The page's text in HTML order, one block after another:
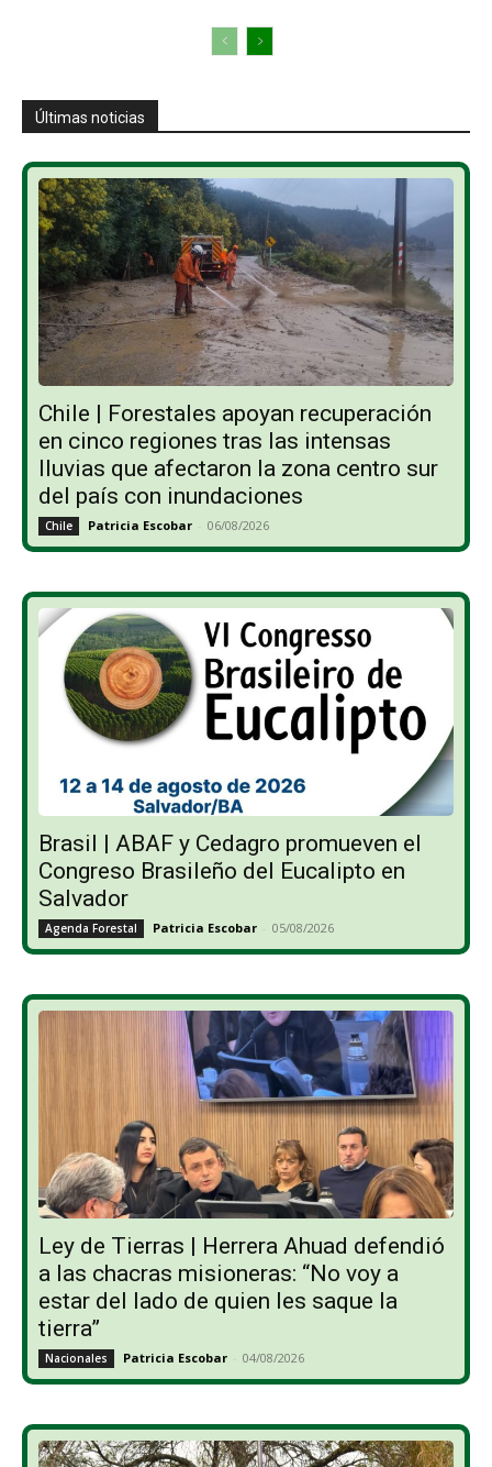
Últimas noticias
Chile | Forestales apoyan recuperación
en cinco regiones tras las intensas
lluvias que afectaron la zona centro sur
del país con inundaciones
Chile Patricia Escobar - 06/08/2026
Brasil | ABAF y Cedagro promueven el
Congreso Brasileño del Eucalipto en
Salvador
Agenda Forestal Patricia Escobar - 05/08/2026
Ley de Tierras | Herrera Ahuad defendió
a las chacras misioneras: “No voy a
estar del lado de quien les saque la
tierra”
Nacionales Patricia Escobar - 04/08/2026